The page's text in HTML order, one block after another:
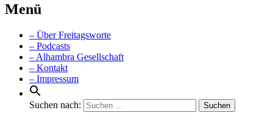
Menü
– Über Freitagsworte
– Podcasts
– Alhambra Gesellschaft
– Kontakt
– Impressum
Suchen nach: